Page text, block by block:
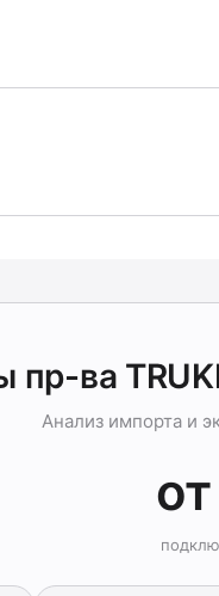
пр-ва
Анализ импорта и